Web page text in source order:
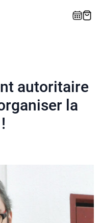
autoritaire
la